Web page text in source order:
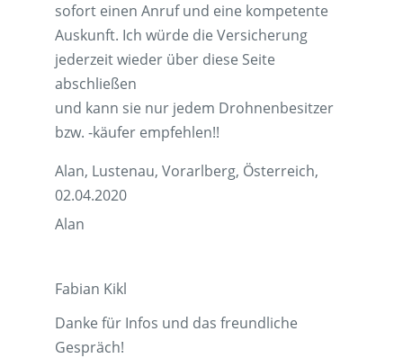
sofort einen Anruf und eine kompetente
Auskunft. Ich würde die Versicherung
jederzeit wieder über diese Seite
abschließen
und kann sie nur jedem Drohnenbesitzer
bzw. -käufer empfehlen!!
Alan, Lustenau, Vorarlberg, Österreich,
02.04.2020
Alan
Fabian Kikl
Danke für Infos und das freundliche
Gespräch!